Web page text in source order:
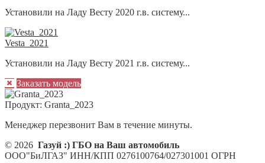
Установили на Ладу Весту 2020 г.в. систему...
Vesta_2021
Установили на Ладу Весту 2021 г.в. систему...
Заказать модель
Продукт: Granta_2023
Менеджер перезвонит Вам в течение минуты.
© 2026 Газуй :) ГБО на Ваш автомобиль
ООО"БиЛГАЗ" ИНН/КПП 0276100764/027301001 ОГРН